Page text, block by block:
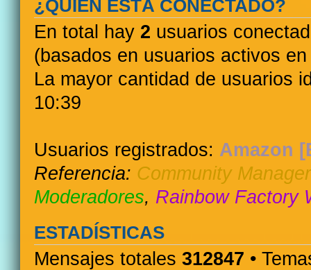
¿QUIÉN ESTÁ CONECTADO?
En total hay 2 usuarios
(basados en usuarios activos
La mayor cantidad de usuarios
10:39
Usuarios registrados: Amazon
Referencia: Community Manager
Moderadores, Rainbow Factory
ESTADÍSTICAS
Mensajes totales 312847 •